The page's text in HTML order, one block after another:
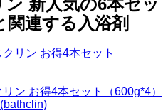
関連する入浴剤
ン お得4本セット（600g*4）